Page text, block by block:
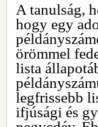
A tanulság,
hogy egy
örömmel
lista
legfrissebb
ifjúsági és